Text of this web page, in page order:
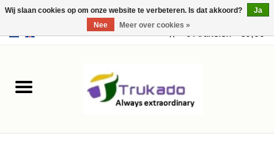
USD 0 Artikelen - €0,00
Leer
Wij slaan cookies op om onze website te verbeteren. Is dat akkoord?
Ja
Nee
Meer over cookies »